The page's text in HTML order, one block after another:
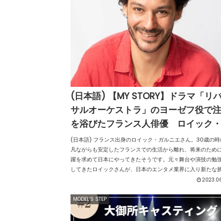
(日本語) 【MY STORY】ドラマ「リ
サルオーケストラ」のヨーゼフ役で
を浴びたフランス人俳優 ロイック
ルニエ
(日本語) フランス出身のロイック・ガルニエさん。30歳の
凡ながらも安定したフランスでの生活から離れ、将来のため
躍を求めて日本にやってきたそうです。元々舞台や演技の勉
してきたロイックさんが、日本のエンタメ業界に入り新たな
を始めてから15年。フランスを飛び出して"外国人"として暮
た。
MODEL’S STEP